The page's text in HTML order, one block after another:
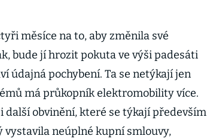
měsíce na to, aby změnila své
bude jí hrozit pokuta ve výši padesáti
údajná pochybení. Ta se netýkají jen
má průkopník elektromobility více.
další obvinění, které se týkají především
vystavila neúplné kupní smlouvy,